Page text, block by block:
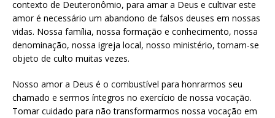
contexto de Deuteronômio, para amar a Deus e cultivar este
amor é necessário um abandono de falsos deuses em nossas
vidas. Nossa família, nossa formação e conhecimento, nossa
denominação, nossa igreja local, nosso ministério, tornam-se
objeto de culto muitas vezes.
Nosso amor a Deus é o combustível para honrarmos seu
chamado e sermos íntegros no exercício de nossa vocação.
Tomar cuidado para não transformarmos nossa vocação em